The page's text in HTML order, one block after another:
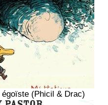
(Phicil & Drac)